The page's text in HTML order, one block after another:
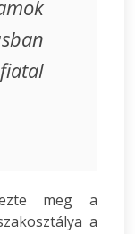
meg a
a